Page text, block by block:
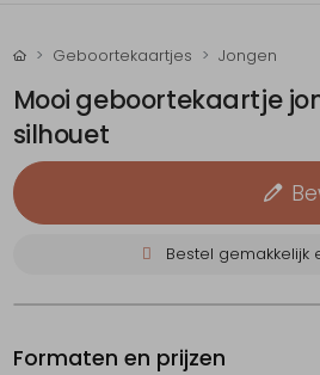
Geboortekaartjes Jongen
Mooi geboortekaartje
silhouet
Bestel
Formaten en prijzen